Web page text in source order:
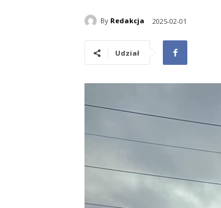
By Redakcja 2025-02-01
Udział